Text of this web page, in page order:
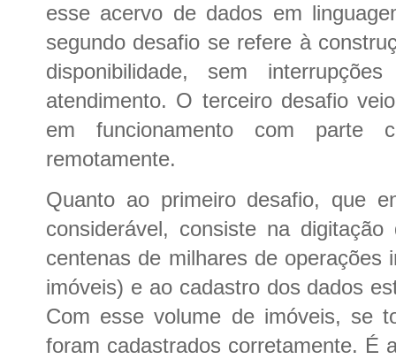
esse acervo de dados em
segundo desafio se refere à
disponibilidade, sem
atendimento. O terceiro desafio
em funcionamento com parte
remotamente.
Quanto ao primeiro desafio, que
considerável, consiste na
centenas de milhares de
imóveis) e ao cadastro dos dados
Com esse volume de imóveis, se
foram cadastrados corretamente. É